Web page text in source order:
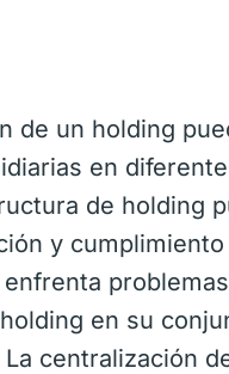
de un holding
en
de holding
y
en su
La centralización